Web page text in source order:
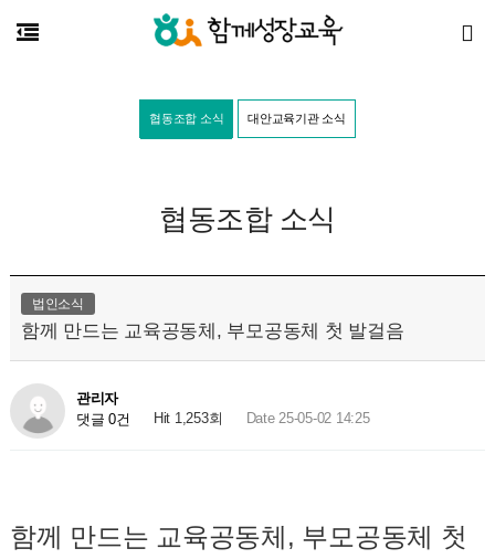
협동조합 소식 대안교육기관 소식
협동조합 소식
법인소식
함께 만드는 교육공동체, 부모공동체 첫 발걸음
관리자
댓글 0건
Hit 1,253회 Date 25-05-02 14:25
함께 만드는 교육공동체, 부모공동체 첫